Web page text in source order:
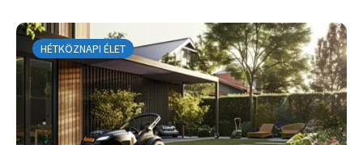
HÉTKÖZNAPI ÉLET